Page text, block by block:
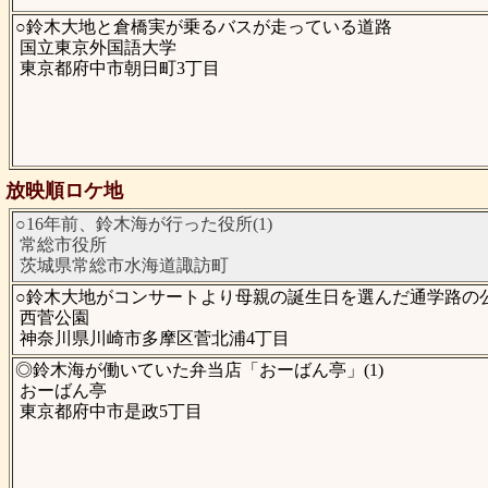
○鈴木大地と倉橋実が乗るバスが走っている道路
国立東京外国語大学
東京都府中市朝日町3丁目
放映順ロケ地
○16年前、鈴木海が行った役所(1)
常総市役所
茨城県常総市水海道諏訪町
○鈴木大地がコンサートより母親の誕生日を選んだ通学路の
西菅公園
神奈川県川崎市多摩区菅北浦4丁目
◎鈴木海が働いていた弁当店「おーばん亭」(1)
おーばん亭
東京都府中市是政5丁目